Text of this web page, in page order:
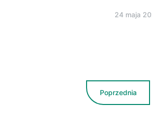
24 maja
Poprzednia